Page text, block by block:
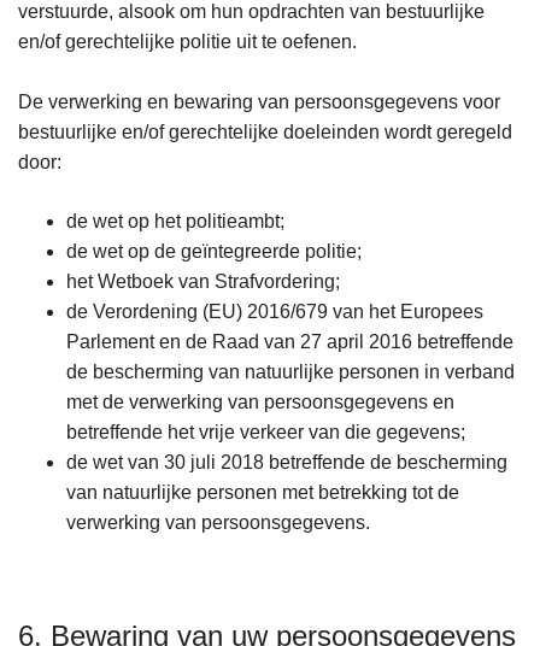
verstuurde, alsook om hun opdrachten van bestuurlijke
en/of gerechtelijke politie uit te oefenen.
De verwerking en bewaring van persoonsgegevens voor
bestuurlijke en/of gerechtelijke doeleinden wordt geregeld
door:
de wet op het politieambt;
de wet op de geïntegreerde politie;
het Wetboek van Strafvordering;
de Verordening (EU) 2016/679 van het Europees
Parlement en de Raad van 27 april 2016 betreffende
de bescherming van natuurlijke personen in verband
met de verwerking van persoonsgegevens en
betreffende het vrije verkeer van die gegevens;
de wet van 30 juli 2018 betreffende de bescherming
van natuurlijke personen met betrekking tot de
verwerking van persoonsgegevens.
6. Bewaring van uw persoonsgegevens